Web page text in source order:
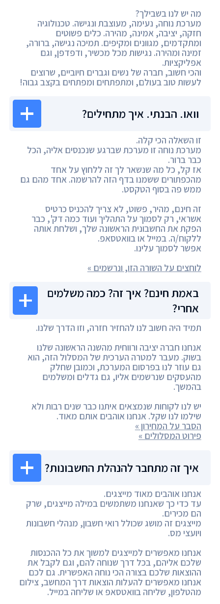
מה יש לנו בשבילך?
מערכת נוחה, נעימה, מעוצבת ונגישה. טכנולוגיה
חזקה, יציבה, אמינה, מהירה. כלים פשוטים
ומתקדמים, מגוונים ומקיפים. תמיכה נגישה, ברורה,
זמינה ומהירה. נגישות מכל מכשיר, ודפדפן, וגם
אפליקציות.
והכי חשוב, חברה של נשים וגברים חיוביים, שרוצים
לעשות טוב בעולם, ומתפתחים ומפתחים בקצב גבוה!
וואו. הבנתי. איך מתחילים?
זו השאלה הכי קלה.
מערכת נוחה זו מערכת שברגע שנכנסים אליה, הכל
כבר ברור.
אז קל, כל מה שנשאר לך זה ללחוץ על אחד
מהכפתורים ששמנו בדף הזה להרשמה. אחד מהם גם
ממש פה בסוף הטקסט.
זה חינם, מהיר, פשוט, לא צריך להכניס כרטיס
אשראי, רק לסמוך על התהליך ועוד כמה דק', כבר
הפקת את החשבונית הראשונה שלך, ושלחת אותה
ללקוח/ה. במייל או בוואטסאפ.
אפשר לסמוך עלינו.
לוחצים על השורה הזו, ונרשמים »
באמת חינם? איך זה? כמה משלמים
אחרי?
תמיד היה חשוב לנו להחזיר חזרה, וזו הדרך שלנו.
אנחנו חברה יציבה ורווחית מהשנה הראשונה שלנו
בשוק. מעבר למטרה הערכית של המסלול הזה, הוא
גם עוזר לנו בפרסום המערכת, וכמובן שחלק
מהעסקים שנרשמים אליו, גם גדלים ומשלמים
בהמשך.
יש לנו לקוחות שנמצאים איתנו כבר שנים רבות ולא
שילמו לנו שקל. אנחנו אוהבים אותם מאוד.
הסבר על המחירון »
פירוט המסלולים »
איך זה מתחבר להנהלת החשבונות?
אנחנו אוהבים מאוד מייצגים.
עד כדי כך שאנחנו משתמשים במילה מייצגים, שרק
הם מכירים.
מייצגים זה מושג שכולל רואי חשבון, מנהלי חשבונות
ויועצי מס.
אנחנו מאפשרים למייצגים למשוך את כל ההכנסות
שלכם אליהם, בכל דרך שנוחה להם, וגם לקבל את
ההוצאות שלכם בצורה הכי נוחה האפשרית. גם לכם
אנחנו מאפשרים להעלות הוצאות דרך המחשב, צילום
מהטלפון, שליחה בוואטסאפ או שליחה במייל.